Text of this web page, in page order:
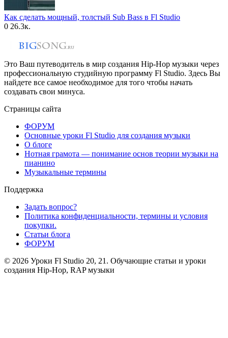
Как сделать мощный, толстый Sub Bass в Fl Studio
0 26.3к.
Это Ваш путеводитель в мир создания Hip-Hop музыки через
профессиональную студийную программу Fl Studio. Здесь Вы
найдете все самое необходимое для того чтобы начать
создавать свои минуса.
Страницы сайта
ФОРУМ
Основные уроки Fl Studio для создания музыки
О блоге
Нотная грамота — понимание основ теории музыки на
пианино
Музыкальные термины
Поддержка
Задать вопрос?
Политика конфиденциальности, термины и условия
покупки.
Статьи блога
ФОРУМ
© 2026 Уроки Fl Studio 20, 21. Обучающие статьи и уроки
создания Hip-Hop, RAP музыки